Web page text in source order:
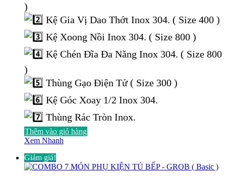
)
Kệ Gia Vị Dao Thớt Inox 304. ( Size 400 )
Kệ Xoong Nồi Inox 304. ( Size 800 )
Kệ Chén Đĩa Đa Năng Inox 304. ( Size 800
)
Thùng Gạo Điện Tử ( Size 300 )
Kệ Góc Xoay 1/2 Inox 304.
Thùng Rác Tròn Inox.
Thêm vào giỏ hàng
Xem Nhanh
Giảm giá!